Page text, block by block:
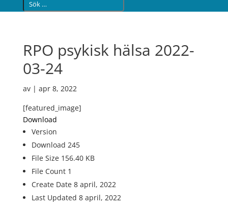
RPO psykisk hälsa 2022-
03-24
av | apr 8, 2022
[featured_image]
Download
Version
Download 245
File Size 156.40 KB
File Count 1
Create Date 8 april, 2022
Last Updated 8 april, 2022